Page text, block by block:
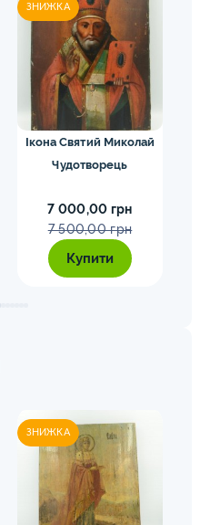
ЗНИЖКА
Ікона Святий Миколай
Чудотворець
7 000,00 грн
7 500,00 грн
Купити
ЗНИЖКА